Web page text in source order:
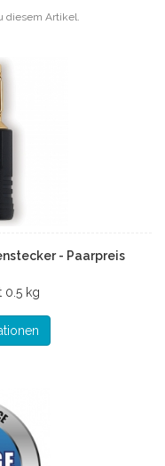
diesem Artikel.
- Paarpreis
0.5 kg